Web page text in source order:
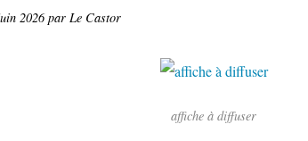
2026par Le Castor
affiche à diffuser